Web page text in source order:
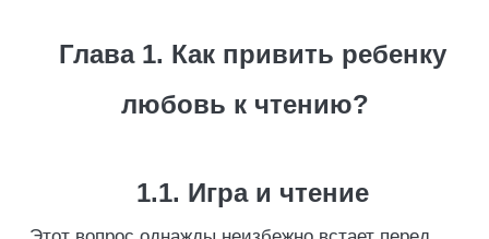
Глава 1. Как привить ребенку
любовь к чтению?
1.1. Игра и чтение